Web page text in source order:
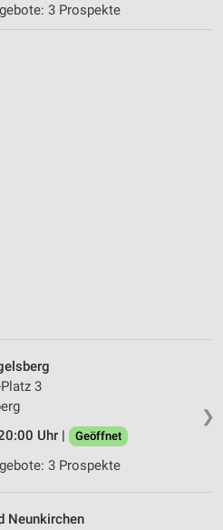
3 Prospekte
❯
3
Uhr |
Geöffnet
3 Prospekte
Neunkirchen